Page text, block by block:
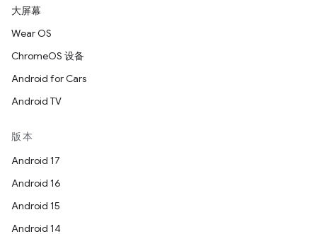
大屏幕
Wear OS
ChromeOS 设备
Android for Cars
Android TV
版本
Android 17
Android 16
Android 15
Android 14